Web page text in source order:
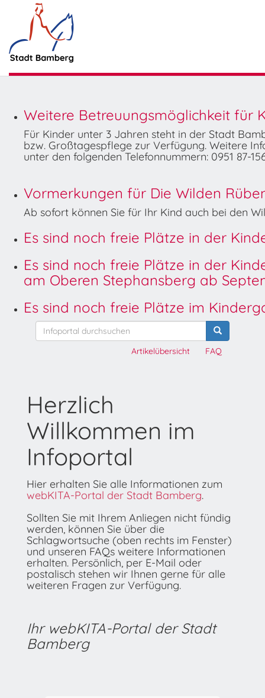
Weitere Betreuungsmöglichkeit für
Für Kinder unter 3 Jahren steht in der Stadt
bzw. Großtagespflege zur Verfügung. Weitere
unter den folgenden Telefonnummern: 0951 87-
Vormerkungen für Die Wilden
Ab sofort können Sie für Ihr Kind auch bei den
Es sind noch freie Plätze in der
Es sind noch freie Plätze in der
am Oberen Stephansberg ab
Es sind noch freie Plätze im
FAQ
Artikelübersicht
Herzlich
Willkommen im
Infoportal
Hier erhalten Sie alle Informationen zum
webKITA-Portal der Stadt Bamberg.
Sollten Sie mit Ihrem Anliegen nicht fündig
werden, können Sie über die
Schlagwortsuche (oben rechts im Fenster)
und unseren FAQs weitere Informationen
erhalten. Persönlich, per E-Mail oder
postalisch stehen wir Ihnen gerne für alle
weiteren Fragen zur Verfügung.
Ihr webKITA-Portal der Stadt
Bamberg